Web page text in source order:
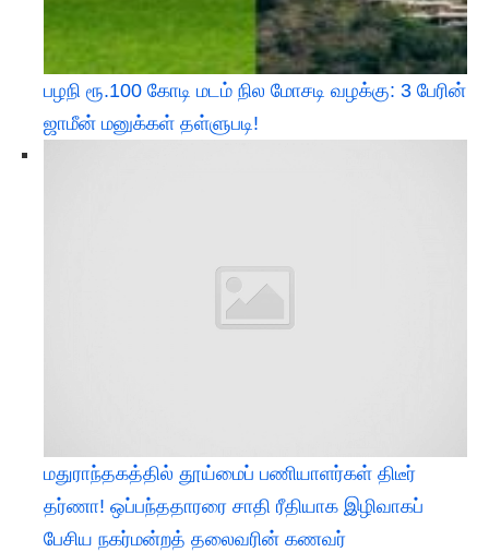
பழநி ரூ.100 கோடி மடம் நில மோசடி வழக்கு: 3 பேரின்
ஜாமீன் மனுக்கள் தள்ளுபடி!
மதுராந்தகத்தில் தூய்மைப் பணியாளர்கள் திடீர்
தர்ணா! ஒப்பந்ததாரரை சாதி ரீதியாக இழிவாகப்
பேசிய நகர்மன்றத் தலைவரின் கணவர்